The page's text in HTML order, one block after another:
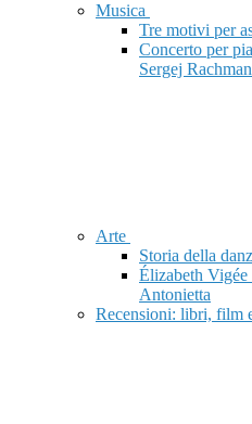
Musica
Tre motivi per
Concerto per
Sergej
Arte
Storia della
Élizabeth
Antonietta
Recensioni: libri, film